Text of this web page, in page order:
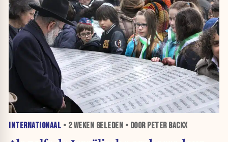
INTERNATIONAAL • 2 WEKEN GELEDEN • DOOR PETER BACKX